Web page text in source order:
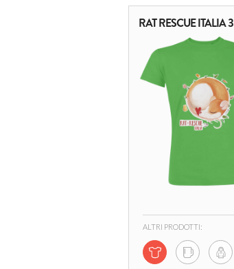
RAT RESCUE ITALIA 3
ALTRI PRODOTTI: